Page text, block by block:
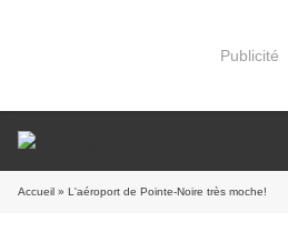
Publicité
Accueil » L'aéroport de Pointe-Noire très moche!